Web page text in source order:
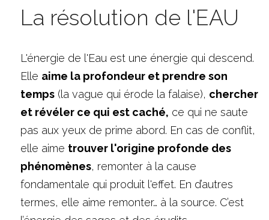
La résolution de l'EAU
L'énergie de l'Eau est une énergie qui descend.
Elle aime la profondeur et prendre son
temps (la vague qui érode la falaise), chercher
et révéler ce qui est caché, ce qui ne saute
pas aux yeux de prime abord. En cas de conflit,
elle aime trouver l'origine profonde des
phénomènes, remonter à la cause
fondamentale qui produit l'effet. En d’autres
termes, elle aime remonter… à la source. C’est